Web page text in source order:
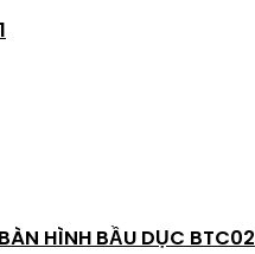
HÌNH BẦU DỤC BTC02